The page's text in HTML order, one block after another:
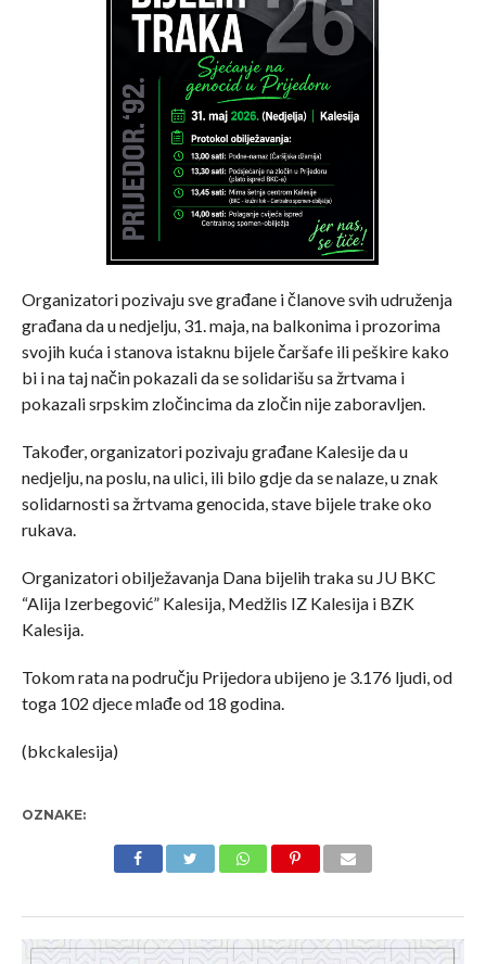
Organizatori pozivaju sve građane i članove svih udruženja
građana da u nedjelju, 31. maja, na balkonima i prozorima
svojih kuća i stanova istaknu bijele čaršafe ili peškire kako
bi i na taj način pokazali da se solidarišu sa žrtvama i
pokazali srpskim zločincima da zločin nije zaboravljen.
Također, organizatori pozivaju građane Kalesije da u
nedjelju, na poslu, na ulici, ili bilo gdje da se nalaze, u znak
solidarnosti sa žrtvama genocida, stave bijele trake oko
rukava.
Organizatori obilježavanja Dana bijelih traka su JU BKC
“Alija Izerbegović” Kalesija, Medžlis IZ Kalesija i BZK
Kalesija.
Tokom rata na području Prijedora ubijeno je 3.176 ljudi, od
toga 102 djece mlađe od 18 godina.
(bkckalesija)
OZNAKE: